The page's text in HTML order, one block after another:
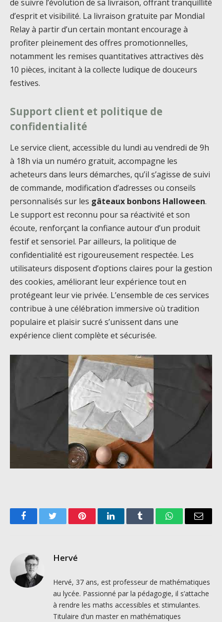
de suivre l’évolution de sa livraison, offrant tranquillité
d’esprit et visibilité. La livraison gratuite par Mondial
Relay à partir d’un certain montant encourage à
profiter pleinement des offres promotionnelles,
notamment les remises quantitatives attractives dès
10 pièces, incitant à la collecte ludique de douceurs
festives.
Support client et politique de
confidentialité
Le service client, accessible du lundi au vendredi de 9h
à 18h via un numéro gratuit, accompagne les
acheteurs dans leurs démarches, qu’il s’agisse de suivi
de commande, modification d’adresses ou conseils
personnalisés sur les gâteaux bonbons Halloween.
Le support est reconnu pour sa réactivité et son
écoute, renforçant la confiance autour d’un produit
festif et sensoriel. Par ailleurs, la politique de
confidentialité est rigoureusement respectée. Les
utilisateurs disposent d’options claires pour la gestion
des cookies, améliorant leur expérience tout en
protégeant leur vie privée. L’ensemble de ces services
contribue à une célébration immersive où tradition
populaire et plaisir sucré s’unissent dans une
expérience client complète et sécurisée.
FacebookTwitter PinterestLinkedInTumblr WhatsAppEmail
Hervé
Hervé, 37 ans, est professeur de mathématiques
au lycée. Passionné par la pédagogie, il s’attache
à rendre les maths accessibles et stimulantes.
Titulaire d’un master en mathématiques